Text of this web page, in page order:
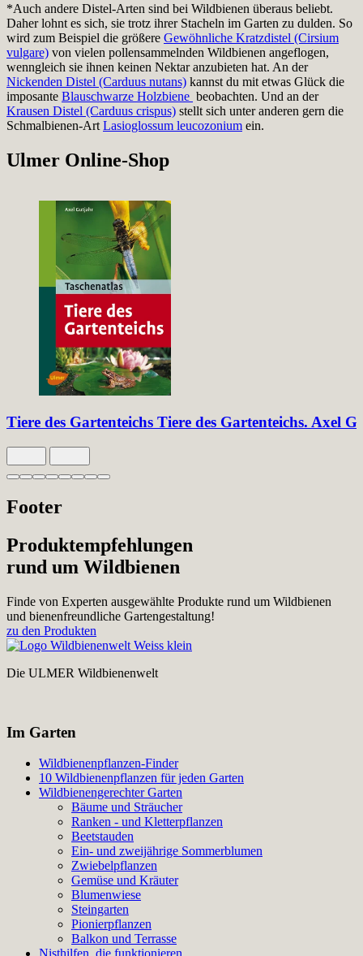
*Auch andere Distel-Arten sind bei Wildbienen überaus beliebt.
Daher lohnt es sich, sie trotz ihrer Stacheln im Garten zu dulden. So
wird zum Beispiel die größere Gewöhnliche Kratzdistel (Cirsium
vulgare) von vielen pollensammelnden Wildbienen angeflogen,
wenngleich sie ihnen keinen Nektar anzubieten hat. An der
Nickenden Distel (Carduus nutans) kannst du mit etwas Glück die
imposante Blauschwarze Holzbiene beobachten. Und an der
Krausen Distel (Carduus crispus) stellt sich unter anderen gern die
Schmalbienen-Art Lasioglossum leucozonium ein.
Ulmer Online-Shop
Tiere des Gartenteichs Tiere des Gartenteichs. Axel
Slide 1 von 8 aktiv
Footer
Produktempfehlungen
rund um Wildbienen
Finde von Experten ausgewählte Produkte rund um Wildbienen
und bienenfreundliche Gartengestaltung!
zu den Produkten
Die ULMER Wildbienenwelt
Im Garten
Wildbienenpflanzen-Finder
10 Wildbienenpflanzen für jeden Garten
Wildbienengerechter Garten
Bäume und Sträucher
Ranken - und Kletterpflanzen
Beetstauden
Ein- und zweijährige Sommerblumen
Zwiebelpflanzen
Gemüse und Kräuter
Blumenwiese
Steingarten
Pionierpflanzen
Balkon und Terrasse